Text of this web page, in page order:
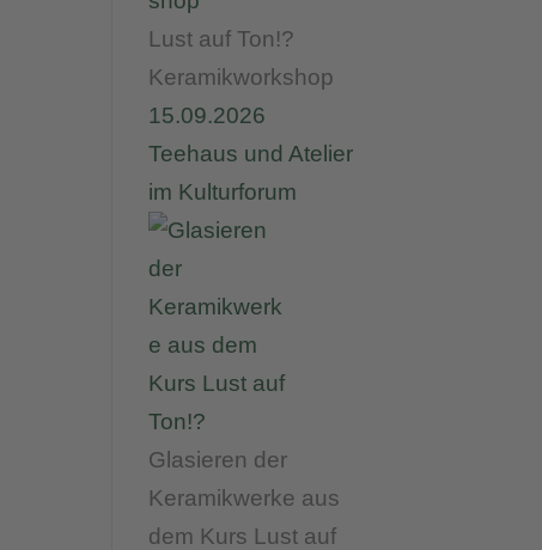
Lust auf Ton!?
Keramikworkshop
15.09.2026
Teehaus und Atelier
im Kulturforum
Glasieren der
Keramikwerke aus
dem Kurs Lust auf